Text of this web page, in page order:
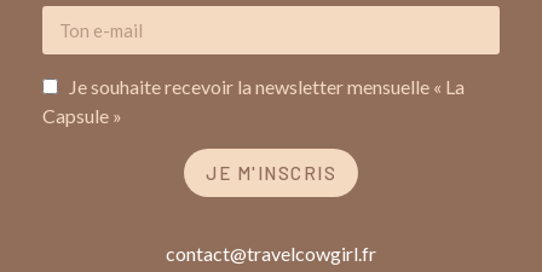
Je souhaite recevoir la newsletter mensuelle « La
Capsule »
JE M'INSCRIS
contact@travelcowgirl.fr